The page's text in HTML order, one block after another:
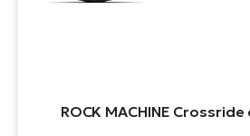
ROCK MACHINE